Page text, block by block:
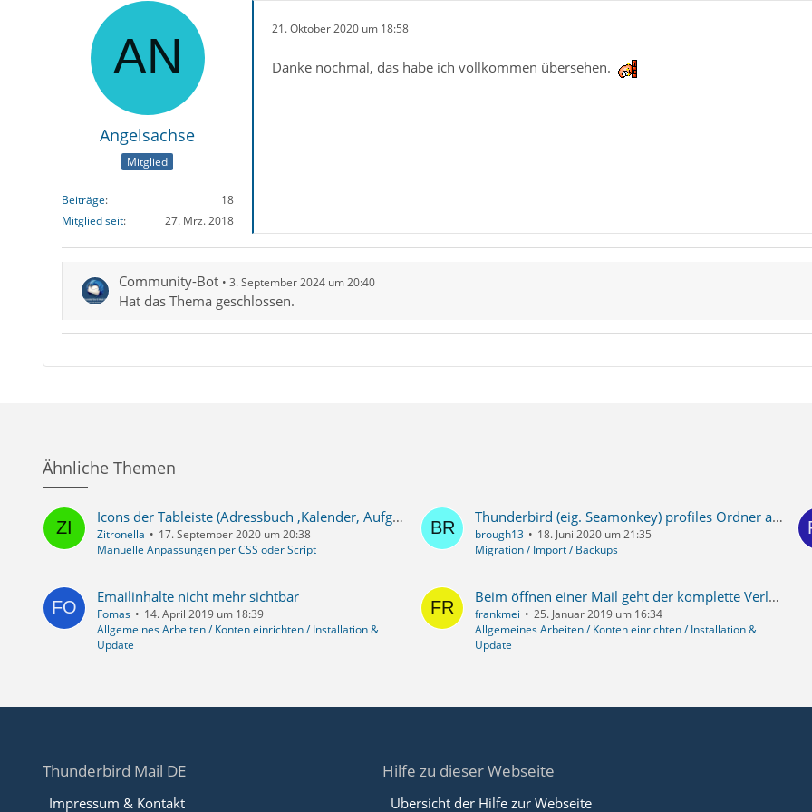
Angelsachse
Mitglied
Beiträge
18
Mitglied seit
27. Mrz. 2018
21. Oktober 2020 um 18:58
Danke nochmal, das habe ich vollkommen übersehen.
Community-Bot 3. September 2024 um 20:40
Hat das Thema geschlossen.
Ähnliche Themen
Icons der Tableiste (Adressbuch ,Kalender, Aufgaben, Anwendungsmenü) andere Farbe
Zitronella
17. September 2020 um 20:38
Manuelle Anpassungen per CSS oder Script
Thunderbird (eig. Seamonkey) profiles Ordner auf Wechselplatte in neuen PC
brough13
18. Juni 2020 um 21:35
Migration / Import / Backups
Emailinhalte nicht mehr sichtbar
Fomas
14. April 2019 um 18:39
Allgemeines Arbeiten / Konten einrichten / Installation &
Update
Beim öffnen einer Mail geht der komplette Verlauf eben dieser Mail auf, pro Gesendet und Antwort ein Tab
frankmei
25. Januar 2019 um 16:34
Allgemeines Arbeiten / Konten einrichten / Installation &
Update
Thunderbird Mail DE
Impressum & Kontakt
Hilfe zu dieser Webseite
Übersicht der Hilfe zur Webseite